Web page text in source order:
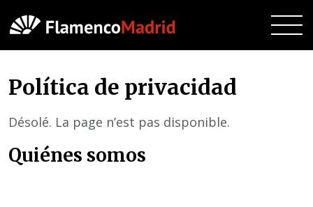
Política de privacidad
Désolé. La page n’est pas disponible.
Quiénes somos